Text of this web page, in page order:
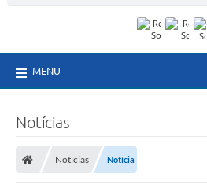
MENU
Notícias
Notícias Notícia